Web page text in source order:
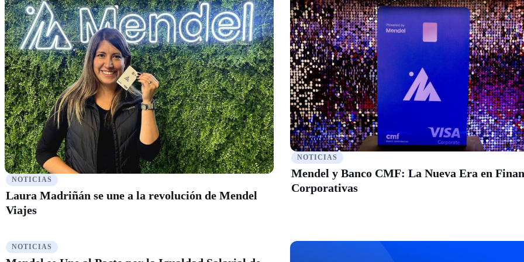
NOTICIAS
Laura Madriñán se une a la revolución de Mendel
Viajes
NOTICIAS
Mendel y Banco CMF: La Nueva Era en
Corporativas
NOTICIAS